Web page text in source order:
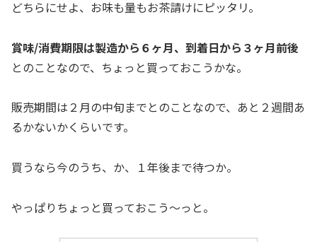
どちらにせよ、お味も量もお茶請けにピッタリ。
賞味/消費期限は製造から６ヶ月、到着日から３ヶ月前後
とのことなので、ちょっと買っておこうかな。
販売期間は２月の中旬までとのことなので、あと２週間あ
るかないかくらいです。
買うなら今のうち、か、１年後まで待つか。
やっぱりちょっと買っておこう～っと。